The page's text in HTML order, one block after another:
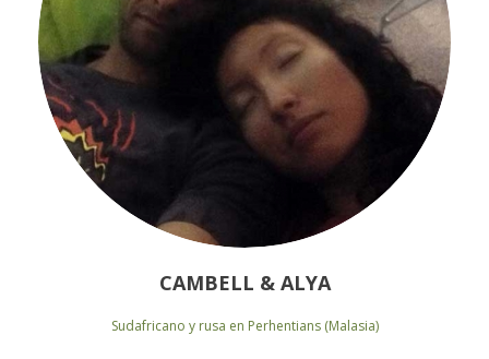
CAMBELL & ALYA
Sudafricano y rusa en Perhentians (Malasia)